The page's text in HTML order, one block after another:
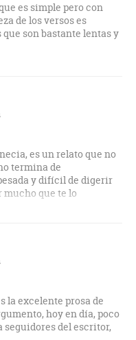
un poco por
lo cual sin embargo no
de las más
es simple pero con
de los versos es
son bastante lentas y
ilustrada de
tapa dura con hojas
es un relato que no
termina de
y difícil de digerir
mucho que te lo
de oídas, puesto que no
leer esta narración
en atreverme a hacerlo.
escritor. Su estilo de
Su prosa es lenta
lírica pero
y las descripciones
que el paisaje se
uno de los
la excelente prosa de
hoy en día, poco
seguidores del escritor,